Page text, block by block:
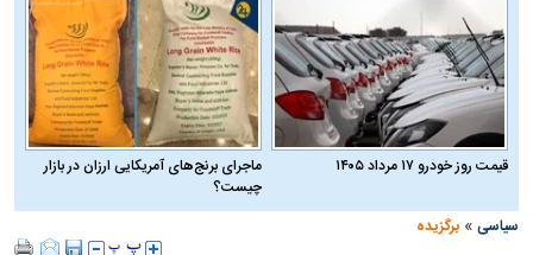
قیمت روز خودرو ۱۷ مرداد ۱۴۰۵
ماجرای برنج‌های آمریکایی ارزان در بازار
چیست؟
سیاسی »برگزیده